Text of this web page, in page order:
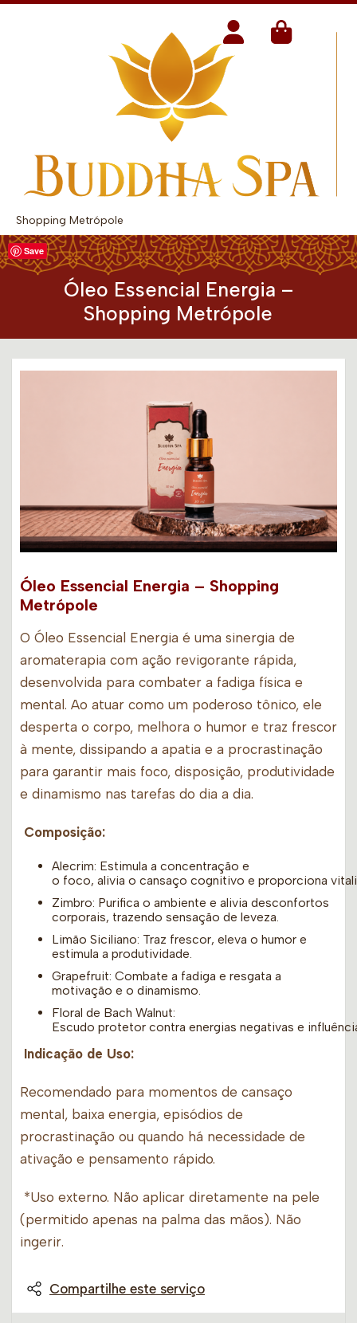
Shopping Metrópole
Óleo Essencial Energia –
Shopping Metrópole
Save
Óleo Essencial Energia – Shopping
Metrópole
O Óleo Essencial Energia é uma sinergia de
aromaterapia com ação revigorante rápida,
desenvolvida para combater a fadiga física e
mental. Ao atuar como um poderoso tônico, ele
desperta o corpo, melhora o humor e traz frescor
à mente, dissipando a apatia e a procrastinação
para garantir mais foco, disposição, produtividade
e dinamismo nas tarefas do dia a dia.
Composição:
Alecrim: Estimula a concentração e
o foco, alivia o cansaço cognitivo e proporciona
Zimbro: Purifica o ambiente e alivia desconfortos
corporais, trazendo sensação de leveza.
Limão Siciliano: Traz frescor, eleva o humor e
estimula a produtividade.
Grapefruit: Combate a fadiga e resgata a
motivação e o dinamismo.
Floral de Bach Walnut:
Escudo protetor contra energias negativas e
Indicação de Uso:
Recomendado para momentos de cansaço
mental, baixa energia, episódios de
procrastinação ou quando há necessidade de
ativação e pensamento rápido.
*Uso externo. Não aplicar diretamente na pele
(permitido apenas na palma das mãos). Não
ingerir.
Compartilhe este serviço